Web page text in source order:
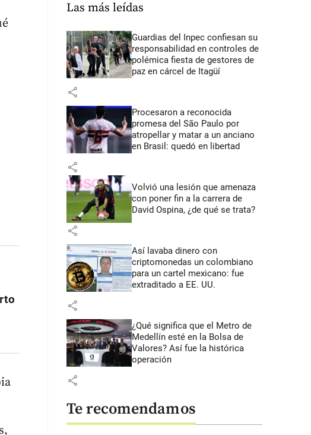
Las más leídas
Guardias del Inpec confiesan su
responsabilidad en controles de
polémica fiesta de gestores de
paz en cárcel de Itagüí
share
Procesaron a reconocida
promesa del São Paulo por
atropellar y matar a un anciano
en Brasil: quedó en libertad
share
Volvió una lesión que amenaza
con poner fin a la carrera de
David Ospina, ¿de qué se trata?
share
Así lavaba dinero con
criptomonedas un colombiano
para un cartel mexicano: fue
extraditado a EE. UU.
share
¿Qué significa que el Metro de
Medellín esté en la Bolsa de
Valores? Así fue la histórica
operación
share
Te recomendamos